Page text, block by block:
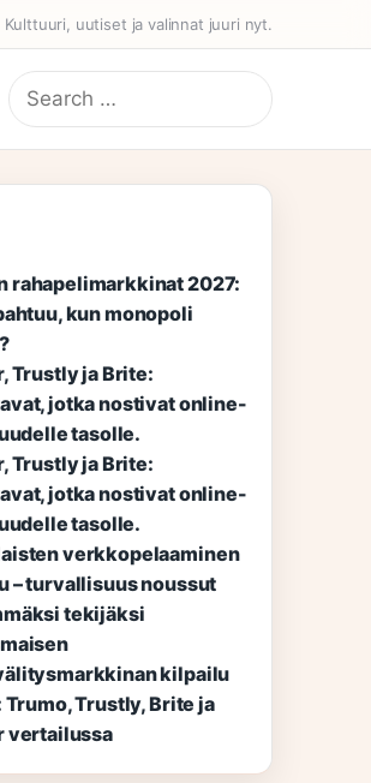
Kulttuuri, uutiset ja valinnat juuri nyt.
Search
for:
rahapelimarkkinat 2027:
kun monopoli
Trustly ja Brite:
jotka nostivat online-
tasolle.
Trustly ja Brite:
jotka nostivat online-
tasolle.
verkkopelaaminen
– turvallisuus noussut
tekijäksi
kilpailu
Trustly, Brite ja
vertailussa